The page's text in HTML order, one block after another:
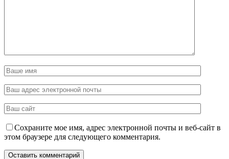
Сохраните мое имя, адрес электронной почты и веб-сайт в
этом браузере для следующего комментария.